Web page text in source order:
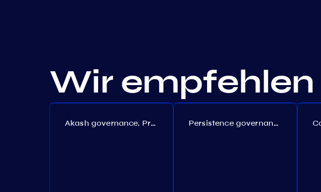
Wir empfehlen
Akash governance. Proposal №308 Persistence governance. Proposal №150